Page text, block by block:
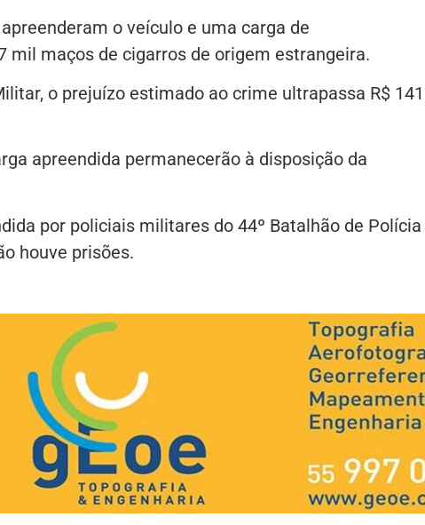
o veículo e uma carga de
mil maços de cigarros de origem estrangeira.
o prejuízo estimado ao crime ultrapassa R$ 141
apreendida permanecerão à disposição da
por policiais militares do 44º Batalhão de Polícia
houve prisões.